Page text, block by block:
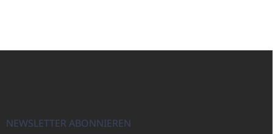
NEWSLETTER ABONNIEREN